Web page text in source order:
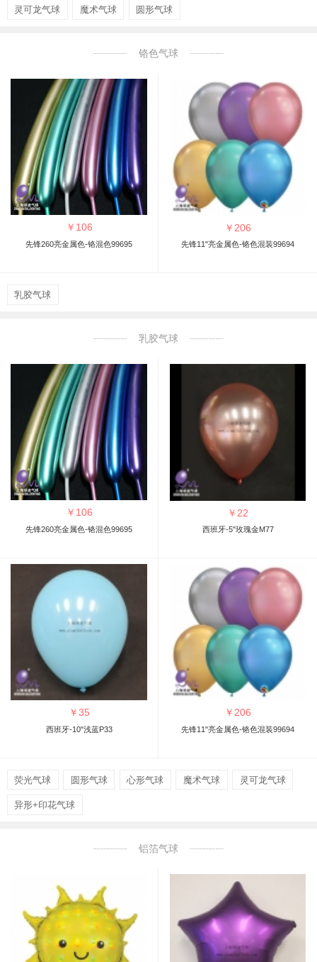
灵可龙气球 魔术气球 圆形气球
铬色气球
￥ 106
先锋260亮金属色-铬混色99695
￥ 206
先锋11"亮金属色-铬色混装99694
乳胶气球
乳胶气球
￥ 106
先锋260亮金属色-铬混色99695
￥ 22
西班牙-5"玫瑰金M77
￥35
西班牙-10"浅蓝P33
￥206
先锋11"亮金属色-铬色混装99694
荧光气球 圆形气球 心形气球 魔术气球 灵可龙气球
异形+印花气球
铝箔气球